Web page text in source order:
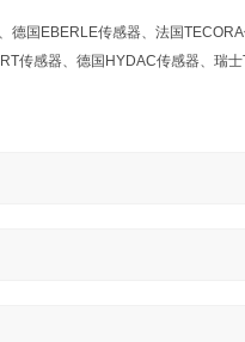
德国EBERLE传感器、法国
传感器、德国HYDAC传感器、瑞